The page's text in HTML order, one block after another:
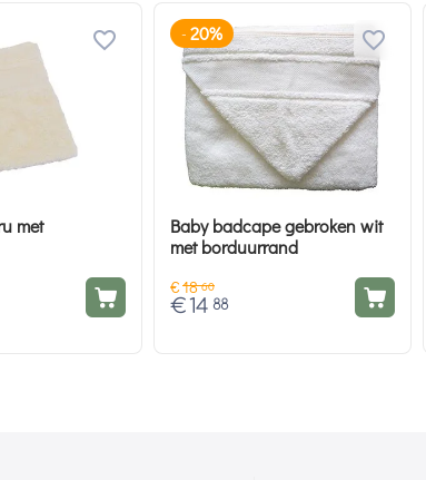
met
- 20%
Baby badcape gebroken wit
met borduurrand
€18 60
€14 88